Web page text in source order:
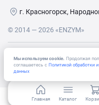
Мы используем cookie. Продолжая
соглашаетесь с Политикой обработки
данных
г. Красногорск,
© 2014 — 2026 «ENZYM»
Согласие
на получение
материалов
Главная Каталог